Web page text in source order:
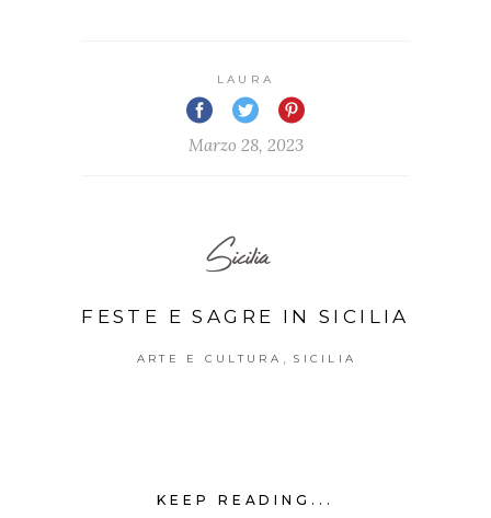
LAURA
Marzo 28, 2023
Sicilia
FESTE E SAGRE IN SICILIA
ARTE E CULTURA SICILIA
KEEP READING...